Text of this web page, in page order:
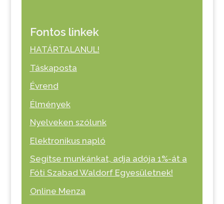
Fontos linkek
HATÁRTALANUL!
Táskaposta
Évrend
Élmények
Nyelveken szólunk
Elektronikus napló
Segítse munkánkat, adja adója 1%-át a
Fóti Szabad Waldorf Egyesületnek!
Online Menza